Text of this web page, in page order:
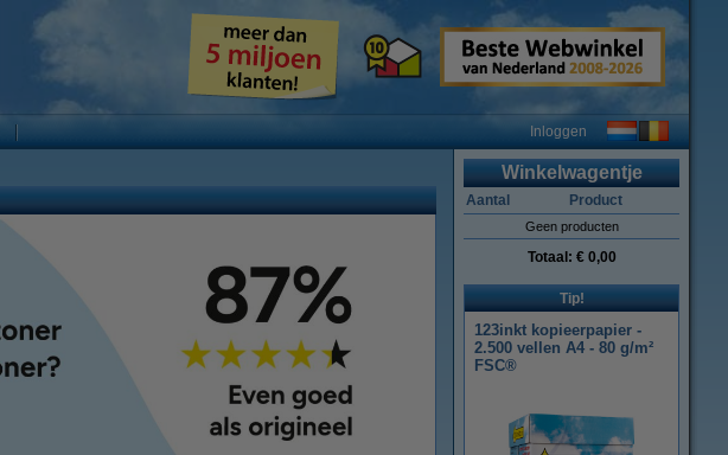
Inloggen
Winkelwagentje
Aantal Product
Geen producten
Totaal: € 0,00
Tip!
123inkt kopieerpapier -
2.500 vellen A4 - 80 g/m²
FSC®